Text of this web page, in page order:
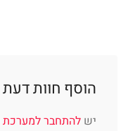
הוסף חוות דעת
יש להתחבר למערכת